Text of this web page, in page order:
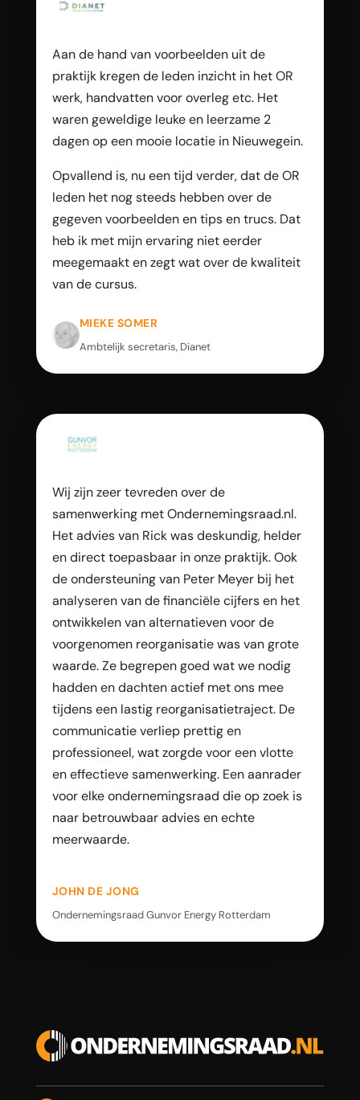
Aan de hand van voorbeelden uit de
praktijk kregen de leden inzicht in het OR
werk, handvatten voor overleg etc. Het
waren geweldige leuke en leerzame 2
dagen op een mooie locatie in Nieuwegein.
Opvallend is, nu een tijd verder, dat de OR
leden het nog steeds hebben over de
gegeven voorbeelden en tips en trucs. Dat
heb ik met mijn ervaring niet eerder
meegemaakt en zegt wat over de kwaliteit
van de cursus.
MIEKE SOMER
Ambtelijk secretaris, Dianet
Wij zijn zeer tevreden over de
samenwerking met Ondernemingsraad.nl.
Het advies van Rick was deskundig, helder
en direct toepasbaar in onze praktijk. Ook
de ondersteuning van Peter Meyer bij het
analyseren van de financiële cijfers en het
ontwikkelen van alternatieven voor de
voorgenomen reorganisatie was van grote
waarde. Ze begrepen goed wat we nodig
hadden en dachten actief met ons mee
tijdens een lastig reorganisatietraject. De
communicatie verliep prettig en
professioneel, wat zorgde voor een vlotte
en effectieve samenwerking. Een aanrader
voor elke ondernemingsraad die op zoek is
naar betrouwbaar advies en echte
meerwaarde.
JOHN DE JONG
Ondernemingsraad Gunvor Energy Rotterdam